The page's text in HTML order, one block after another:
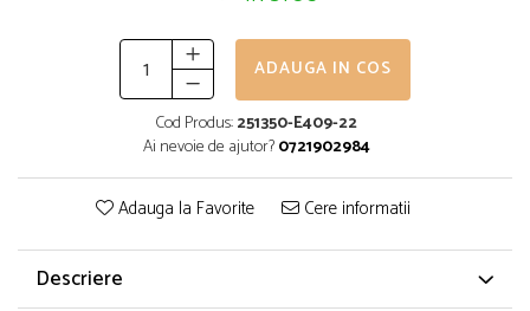
ADAUGA IN COS
Cod Produs:251350-E409-22
Ai nevoie de ajutor?0721902984
Adauga la Favorite Cere informatii
Descriere